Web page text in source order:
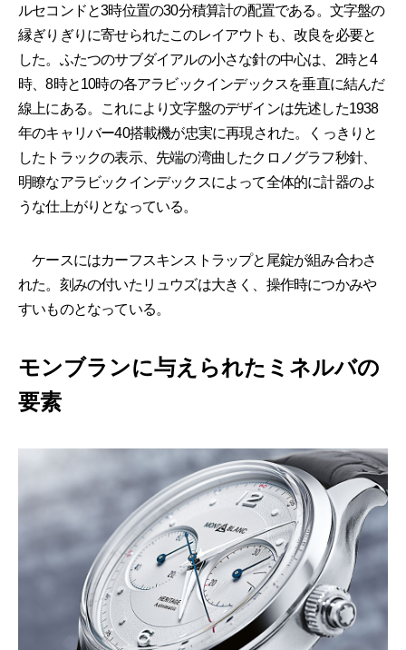
ルセコンドと3時位置の30分積算計の配置である。文字盤の
縁ぎりぎりに寄せられたこのレイアウトも、改良を必要と
した。ふたつのサブダイアルの小さな針の中心は、2時と4
時、8時と10時の各アラビックインデックスを垂直に結んだ
線上にある。これにより文字盤のデザインは先述した1938
年のキャリバー40搭載機が忠実に再現された。くっきりと
したトラックの表示、先端の湾曲したクロノグラフ秒針、
明瞭なアラビックインデックスによって全体的に計器のよ
うな仕上がりとなっている。
ケースにはカーフスキンストラップと尾錠が組み合わさ
れた。刻みの付いたリュウズは大きく、操作時につかみや
すいものとなっている。
モンブランに与えられたミネルバの
要素